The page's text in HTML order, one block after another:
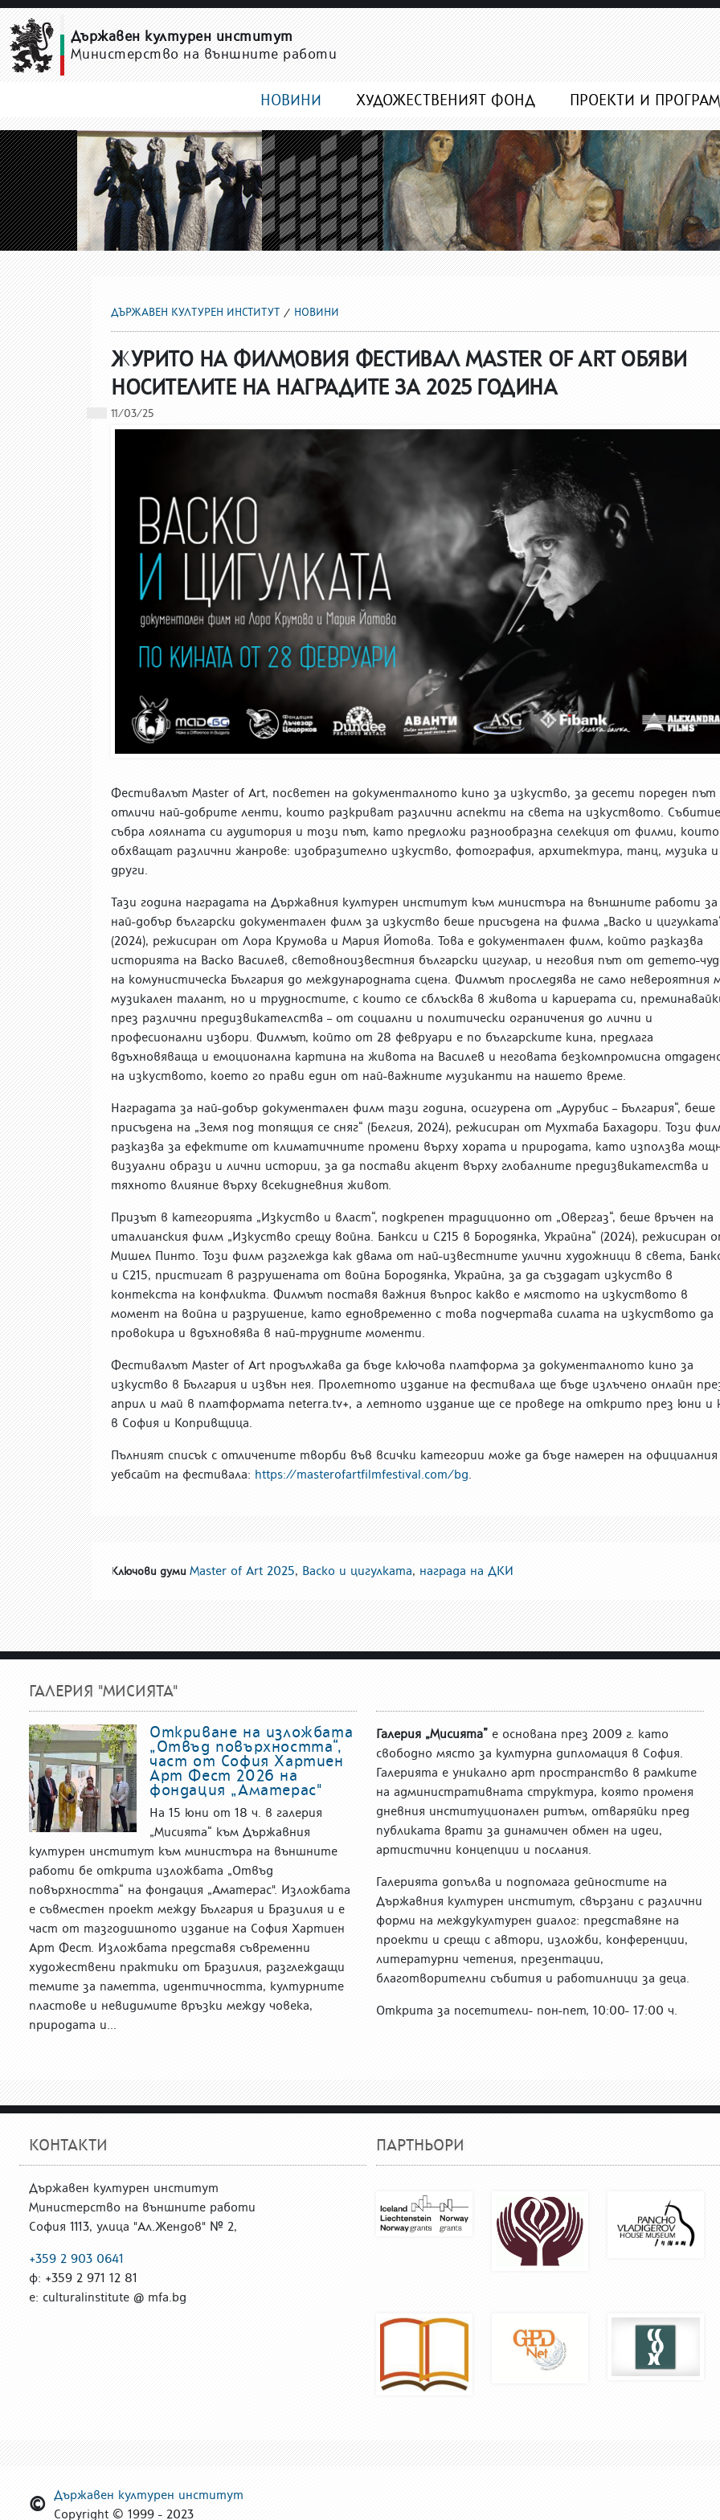
НОВИНИДържавен културен институт
Министерство на външните работи
НОВИНИ ХУДОЖЕСТВЕНИЯТ ФОНД ПРОЕКТИ И
ДЪРЖАВЕН КУЛТУРЕН ИНСТИТУТ НОВИНИ
ЖУРИТО НА ФИЛМОВИЯ ФЕСТИВАЛ MASTER OF ART ОБЯВИ
НОСИТЕЛИТЕ НА НАГРАДИТЕ ЗА 2025 ГОДИНА
11/03/25
Фестивалът Master of Art, посветен на документалното кино за изкуство, за десети пореден път
отличи най-добрите ленти, които разкриват различни аспекти на света на изкуството.
събра лоялната си аудитория и този път, като предложи разнообразна селекция от филми, които
обхващат различни жанрове: изобразително изкуство, фотография, архитектура, танц, музика и
други.
Тази година наградата на Държавния културен институт към министъра на външните работи за
най-добър български документален филм за изкуство беше присъдена на филма „Васко и
(2024), режисиран от Лора Крумова и Мария Йотова. Това е документален филм, който разказва
историята на Васко Василев, световноизвестния български цигулар, и неговия път от детето-
на комунистическа България до международната сцена. Филмът проследява не само невероятния
музикален талант, но и трудностите, с които се сблъсква в живота и кариерата си,
през различни предизвикателства – от социални и политически ограничения до лични и
професионални избори. Филмът, който от 28 февруари е по българските кина, предлага
вдъхновяваща и емоционална картина на живота на Василев и неговата безкомпромисна
на изкуството, което го прави един от най-важните музиканти на нашето време.
Наградата за най-добър документален филм тази година, осигурена от „Аурубис – България“, беше
присъдена на „Земя под топящия се сняг“ (Белгия, 2024), режисиран от Мухтаба Бахадори. Този
разказва за ефектите от климатичните промени върху хората и природата, като използва
визуални образи и лични истории, за да постави акцент върху глобалните предизвикателства и
тяхното влияние върху всекидневния живот.
Призът в категорията „Изкуство и власт“, подкрепен традиционно от „Овергаз“, беше връчен на
италианския филм „Изкуство срещу война. Банкси и C215 в Бородянка, Украйна“ (2024), режисиран
Мишел Пинто. Този филм разглежда как двама от най-известните улични художници в света,
и C215, пристигат в разрушената от война Бородянка, Украйна, за да създадат изкуство в
контекста на конфликта. Филмът поставя важния въпрос какво е мястото на изкуството в
момент на война и разрушение, като едновременно с това подчертава силата на изкуството да
провокира и вдъхновява в най-трудните моменти.
Фестивалът Master of Art продължава да бъде ключова платформа за документалното кино за
изкуство в България и извън нея. Пролетното издание на фестивала ще бъде излъчено онлайн
април и май в платформата neterra.tv+, а летното издание ще се проведе на открито през юни и
в София и Копривщица.
Пълният списък с отличените творби във всички категории може да бъде намерен на официалния
уебсайт на фестивала: https://masterofartfilmfestival.com/bg.
Ключови думи Master of Art 2025, Васко и цигулката, награда на ДКИ
ГАЛЕРИЯ "МИСИЯТА"
Откриване на изложбата
„Отвъд повърхността“,
част от София Хартиен
Арт Фест 2026 на
фондация „Аматерас"
На 15 юни от 18 ч. в галерия
„Мисията“ към Държавния
културен институт към министъра на външните
работи бе открита изложбата „Отвъд
повърхността“ на фондация „Аматерас". Изложбата
е съвместен проект между България и Бразилия и е
част от тазгодишното издание на София Хартиен
Арт Фест. Изложбата представя съвременни
художествени практики от Бразилия, разглеждащи
темите за паметта, идентичността, културните
пластове и невидимите връзки между човека,
природата и...
Галерия „Мисията” е основана през 2009 г. като
свободно място за културна дипломация в София.
Галерията е уникално арт пространство в рамките
на административната структура, която променя
дневния институционален ритъм, отваряйки пред
публиката врати за динамичен обмен на идеи,
артистични концепции и послания.
Галерията допълва и подпомага дейностите на
Държавния културен институт, свързани с различни
форми на междукултурен диалог: представяне на
проекти и срещи с автори, изложби, конференции,
литературни четения, презентации,
благотворителни събития и работилници за деца.
Открита за посетители- пон-пет, 10:00- 17:00 ч.
КОНТАКТИ
Държавен културен институт
Министерство на външните работи
София 1113, улица "Ал.Жендов" № 2,
+359 2 903 0641
ф: +359 2 971 12 81
е: culturalinstitute @ mfa.bg
ПАРТНЬОРИ
Държавен културен институт
Copyright © 1999 - 2023